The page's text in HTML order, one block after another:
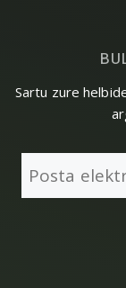
Sartu zure